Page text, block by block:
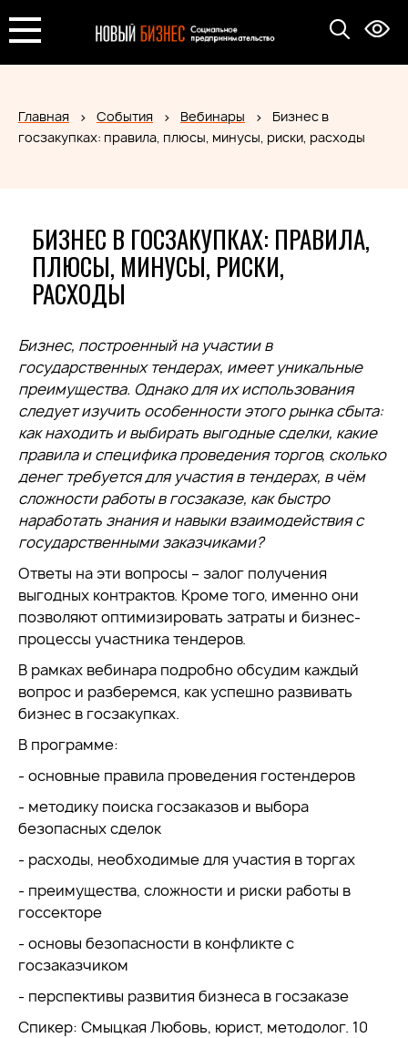
Главная События Вебинары
Бизнес в
госзакупках: правила, плюсы, минусы, риски, расходы
БИЗНЕС В ГОСЗАКУПКАХ: ПРАВИЛА,
ПЛЮСЫ, МИНУСЫ, РИСКИ,
РАСХОДЫ
Бизнес, построенный на участии в
государственных тендерах, имеет уникальные
преимущества. Однако для их использования
следует изучить особенности этого рынка сбыта:
как находить и выбирать выгодные сделки, какие
правила и специфика проведения торгов, сколько
денег требуется для участия в тендерах, в чём
сложности работы в госзаказе, как быстро
наработать знания и навыки взаимодействия с
государственными заказчиками?
Ответы на эти вопросы – залог получения
выгодных контрактов. Кроме того, именно они
позволяют оптимизировать затраты и бизнес-
процессы участника тендеров.
В рамках вебинара подробно обсудим каждый
вопрос и разберемся, как успешно развивать
бизнес в госзакупках.
В программе:
- основные правила проведения гостендеров
- методику поиска госзаказов и выбора
безопасных сделок
- расходы, необходимые для участия в торгах
- преимущества, сложности и риски работы в
госсекторе
- основы безопасности в конфликте с
госзаказчиком
- перспективы развития бизнеса в госзаказе
Спикер: Смыцкая Любовь, юрист, методолог. 10